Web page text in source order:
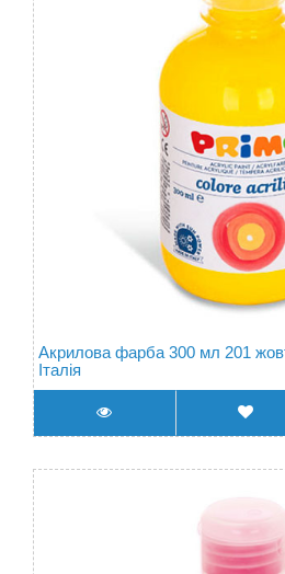
Акрилова фарба 300 мл 201
Італія